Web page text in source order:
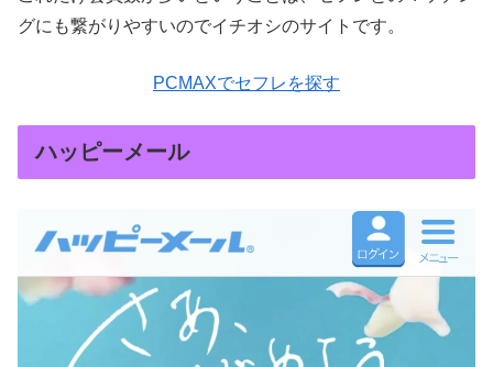
グにも繋がりやすいのでイチオシのサイトです。
PCMAXでセフレを探す
ハッピーメール